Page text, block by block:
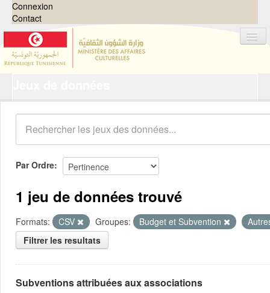
Connexion
Contact
Organisations
Groupes
Demandes 0
À propos
Par Ordre
1 jeu de données trouvé
Formats: CSV Groupes: Budget et Subvention
Filtrer les resultats
Subventions attribuées aux associations